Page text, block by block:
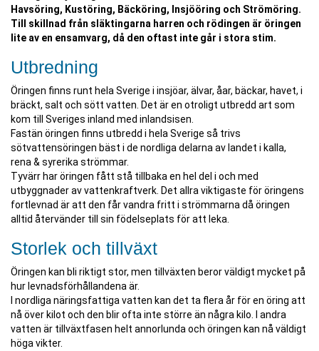
Havsöring, Kustöring, Bäcköring, Insjööring och Strömöring.
Till skillnad från släktingarna harren och rödingen är öringen
lite av en ensamvarg, då den oftast inte går i stora stim.
Utbredning
Öringen finns runt hela Sverige i insjöar, älvar, åar, bäckar, havet, i
bräckt, salt och sött vatten. Det är en otroligt utbredd art som
kom till Sveriges inland med inlandsisen.
Fastän öringen finns utbredd i hela Sverige så trivs
sötvattensöringen bäst i de nordliga delarna av landet i kalla,
rena & syrerika strömmar.
Tyvärr har öringen fått stå tillbaka en hel del i och med
utbyggnader av vattenkraftverk. Det allra viktigaste för öringens
fortlevnad är att den får vandra fritt i strömmarna då öringen
alltid återvänder till sin födelseplats för att leka.
Storlek och tillväxt
Öringen kan bli riktigt stor, men tillväxten beror väldigt mycket på
hur levnadsförhållandena är.
I nordliga näringsfattiga vatten kan det ta flera år för en öring att
nå över kilot och den blir ofta inte större än några kilo. I andra
vatten är tillväxtfasen helt annorlunda och öringen kan nå väldigt
höga vikter.